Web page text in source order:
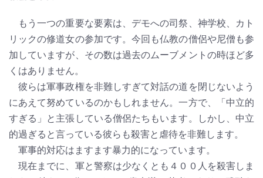
もう一つの重要な要素は、デモへの司祭、神学校、カト
リックの修道女の参加です。今回も仏教の僧侶や尼僧も参
加していますが、その数は過去のムーブメントの時ほど多
くはありません。
彼らは軍事政権を非難しすぎて対話の道を閉じないよう
にあえて努めているのかもしれません。一方で、「中立的
すぎる」と主張している僧侶たちもいます。しかし、中立
的過ぎると言っている彼らも殺害と虐待を非難します。
軍事的対応はますます暴力的になっています。
現在までに、軍と警察は少なくとも４００人を殺害しま